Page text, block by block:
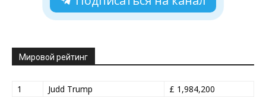
Мировой рейтинг
1 Judd Trump
£ 1,984,200